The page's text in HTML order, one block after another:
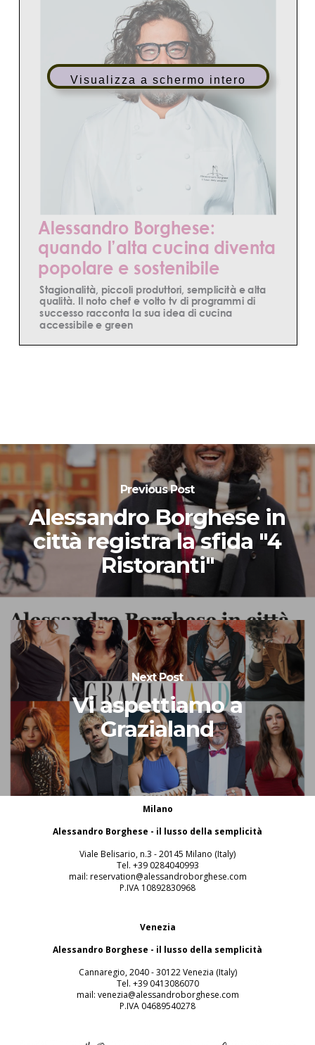
Visualizza a schermo intero
Previous Post
Alessandro Borghese in
città registra la sfida "4
Ristoranti"
Next Post
Vi aspettiamo a
Grazialand
Milano
Alessandro Borghese - il lusso della semplicità
Viale Belisario, n.3 - 20145 Milano (Italy)
Tel. +39 0284040993
mail: reservation@alessandroborghese.com
P.IVA 10892830968
Venezia
Alessandro Borghese - il lusso della semplicità
Cannaregio, 2040 - 30122 Venezia (Italy)
Tel. +39 0413086070
mail: venezia@alessandroborghese.com
P.IVA 04689540278